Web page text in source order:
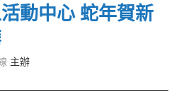
動中心 蛇年賀新
主辦